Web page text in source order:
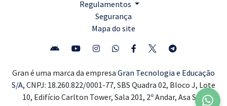
Regulamentos
Segurança
Mapa do site
Gran é uma marca da empresa Gran Tecnologia e Educação
S/A, CNPJ: 18.260.822/0001-77, SBS Quadra 02, Bloco J, Lote
10, Edifício Carlton Tower, Sala 201, 2º Andar, Asa Sul,